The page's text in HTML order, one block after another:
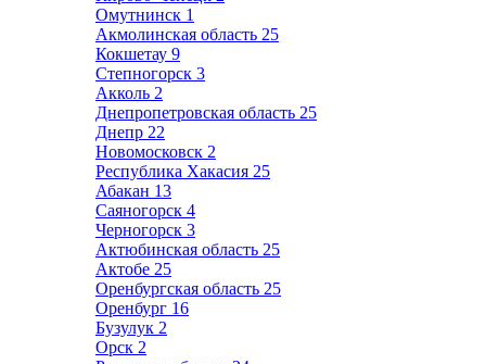
Омутнинск 1
Акмолинская область 25
Кокшетау 9
Степногорск 3
Акколь 2
Днепропетровская область 25
Днепр 22
Новомосковск 2
Республика Хакасия 25
Абакан 13
Саяногорск 4
Черногорск 3
Актюбинская область 25
Актобе 25
Оренбургская область 25
Оренбург 16
Бузулук 2
Орск 2